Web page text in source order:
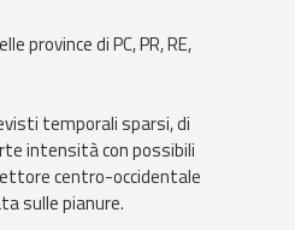
province di PC, PR, RE,
temporali sparsi, di
intensità con possibili
centro-occidentale
sulle pianure.